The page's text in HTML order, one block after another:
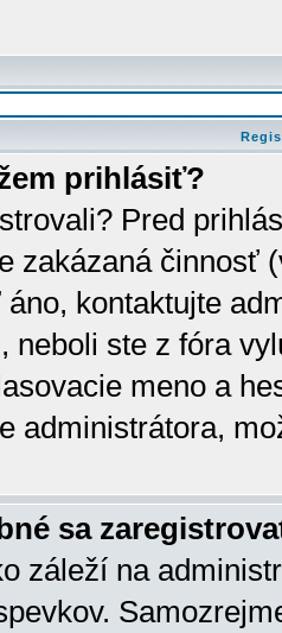
prihlásiť?
Pred
zakázaná činnosť
kontaktujte
neboli ste z fóra
meno a
administrátora,
sa
záleží na